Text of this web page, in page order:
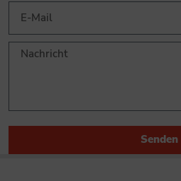
Senden